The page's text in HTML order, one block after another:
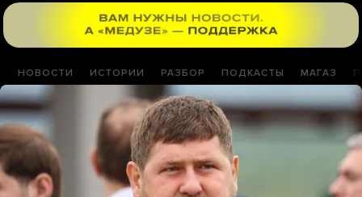
НОВОСТИ ИСТОРИИ РАЗБОР ПОДКАСТЫ МАГАЗ